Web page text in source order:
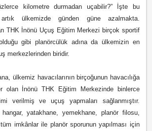
kilometre durmadan uçabilir?” İşte bu
ülkemizde günden güne azalmakta.
THK İnönü Uçuş Eğitim Merkezi birçok sportif
olduğu gibi planörcülük adına da ülkemizin en
merkezlerinden biridir.
ülkemiz havacılarının birçoğunun havacılığa
olan İnönü THK Eğitim Merkezinde binlerce
verilmiş ve uçuş yapmaları sağlanmıştır.
hangar, yatakhane, yemekhane, planör filosu,
imkânlar ile planör sporunun yapılması için